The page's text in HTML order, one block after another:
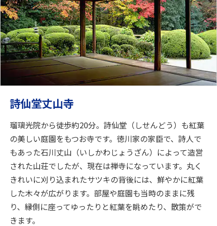
詩仙堂丈山寺
瑠璃光院から徒歩約20分。詩仙堂（しせんどう）も紅葉
の美しい庭園をもつお寺です。徳川家の家臣で、詩人で
もあった石川丈山（いしかわじょうざん）によって造営
された山荘でしたが、現在は禅寺になっています。丸く
きれいに刈り込まれたサツキの背後には、鮮やかに紅葉
した木々が広がります。部屋や庭園も当時のままに残
り、縁側に座ってゆったりと紅葉を眺めたり、散策がで
きます。